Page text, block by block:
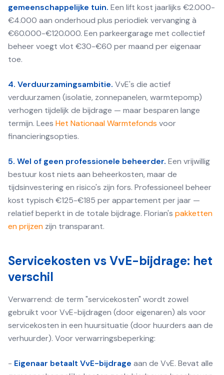
gemeenschappelijke tuin. Een lift kost jaarlijks €2.000-
€4.000 aan onderhoud plus periodiek vervanging à
€60.000-€120.000. Een parkeergarage met collectief
beheer voegt vlot €30-€60 per maand per eigenaar
toe.
4. Verduurzamingsambitie. VvE's die actief
verduurzamen (isolatie, zonnepanelen, warmtepomp)
verhogen tijdelijk de bijdrage — maar besparen lange
termijn. Lees Het Nationaal Warmtefonds voor
financieringsopties.
5. Wel of geen professionele beheerder. Een vrijwillig
bestuur kost niets aan beheerkosten, maar de
tijdsinvestering en risico's zijn fors. Professioneel beheer
kost typisch €125-€185 per appartement per jaar —
relatief beperkt in de totale bijdrage. Florian's pakketten
en prijzen zijn transparant.
Servicekosten vs VvE-bijdrage: het
verschil
Verwarrend: de term "servicekosten" wordt zowel
gebruikt voor VvE-bijdragen (door eigenaren) als voor
servicekosten in een huursituatie (door huurders aan de
verhuurder). Voor verwarringsbeperking:
- Eigenaar betaalt VvE-bijdrage aan de VvE. Bevat alle